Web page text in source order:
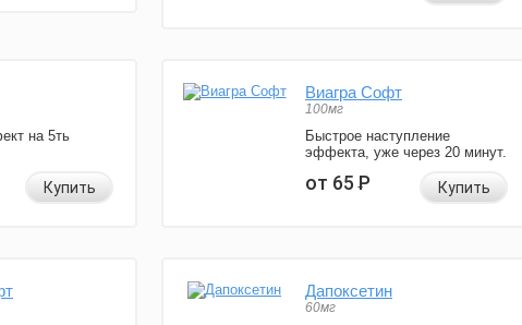
на 5ть
Купить
Виагра Софт
100мг
Быстрое наступление
эффекта, уже через 20 минут.
от 65Р Купить
Дапоксетин
60мг